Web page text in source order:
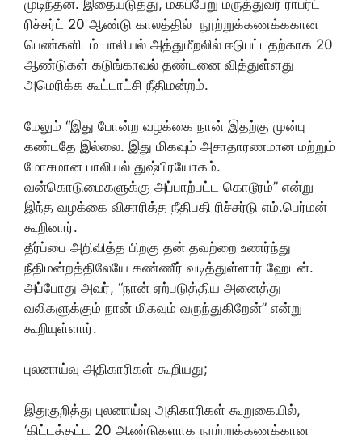
முடிந்தன. இதையடுத்து, மகப்பேறு மருத்துவர் ராபர்ட்
ரிச்சர்ட் 20 ஆண்டு காலத்தில் நூற்றுக்கணக்ககான
பெண்களிடம் பாலியல் அத்துமீறலில் ஈடுபட்டதற்காக 20
ஆண்டுகள் கடுங்காவல் தண்டனை வித்துள்ளது
அமெரிக்க கூட்டாட்சி நீதிமன்றம்.
மேலும் “இது போன்ற வழக்கை நான் இதற்கு முன்பு
கண்டதே இல்லை. இது மிகவும் அசாதாரணமான மற்றும்
மோசமான பாலியல் துஷ்பிரயோகம்.
வன்கொடுமைகளுக்கு அப்பாற்பட்ட கொடூரம்” என்று
இந்த வழக்கை விசாரித்த நீதிபதி ரிச்சர்டு எம்.பெர்மன்
கூறினார்.
தீர்ப்பை அறிவித்த பிறகு தன் தவற்றை உணர்ந்து
நீதிமன்றத்திலேயே கண்ணீர் வடித்துள்ளார் ஹேடன்.
அப்போது அவர், “நான் ஏற்படுத்திய அனைத்து
வலிகளுக்கும் நான் மிகவும் வருந்துகிறேன்” என்று
கூறியுள்ளார்.
புலனாய்வு அதிகாரிகள் கூறியது;
இதுகுறித்து புலனாய்வு அதிகாரிகள் கூறுகையில்,
‘கிட்டத்தட்ட 20 ஆண்டுகளாக நூற்றுக்கணக்கான